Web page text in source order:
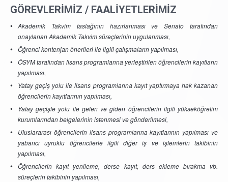
GÖREVLERİMİZ / FAALİYETLERİMİZ
Akademik Takvim taslağının hazırlanması ve Senato tarafından
onaylanan Akademik Takvim süreçlerinin uygulanması,
Öğrenci kontenjan önerileri ile ilgili çalışmaların yapılması,
ÖSYM tarafından lisans programlarına yerleştirilen öğrencilerin kayıtların
yapılması,
Yatay geçiş yolu ile lisans programlarına kayıt yaptırmaya hak kazanan
öğrencilerin kayıtlarının yapılması,
Yatay geçişle yolu ile gelen ve giden öğrencilerin ilgili yükseköğretim
kurumlarından belgelerinin istenmesi ve gönderilmesi,
Uluslararası öğrencilerin lisans programlarına kayıtlarının yapılması ve
yabancı uyruklu öğrencilerle ilgili diğer iş ve işlemlerin takibinin
yapılması,
Öğrencilerin kayıt yenileme, derse kayıt, ders ekleme bırakma vb.
süreçlerin takibinin yapılması,